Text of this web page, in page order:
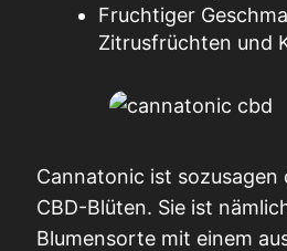
Fruchtiger
Zitrusfrüchten und
Cannatonic ist sozusagen
CBD-Blüten. Sie ist
Blumensorte mit einem